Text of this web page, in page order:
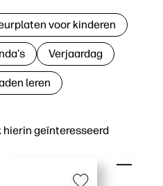
hierin geïnteresseerd
voor kinderen
Verjaardag
leren